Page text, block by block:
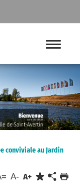
conviviale au Jardin
A- A+